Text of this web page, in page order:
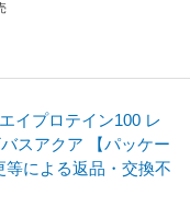
イプロテイン100 レ
スアクア 【パッケー
等による返品・交換不